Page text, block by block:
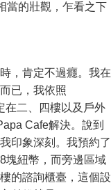
當的壯觀，乍看之下
，肯定不過癮。我在
已，我依照
在二、四樓以及戶外
Cafe解決。說到
印象深刻。我預約了
塊紐幣，而旁邊區域
的諮詢櫃臺，這個設